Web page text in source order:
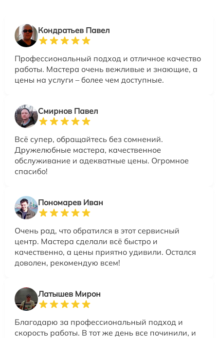
Кондратьев Павел
Профессиональный подход и отличное качество
работы. Мастера очень вежливые и знающие, а
цены на услуги – более чем доступные.
Смирнов Павел
Всё супер, обращайтесь без сомнений.
Дружелюбные мастера, качественное
обслуживание и адекватные цены. Огромное
спасибо!
Пономарев Иван
Очень рад, что обратился в этот сервисный
центр. Мастера сделали всё быстро и
качественно, а цены приятно удивили. Остался
доволен, рекомендую всем!
Латышев Мирон
Благодарю за профессиональный подход и
скорость работы. В тот же день все починили, и